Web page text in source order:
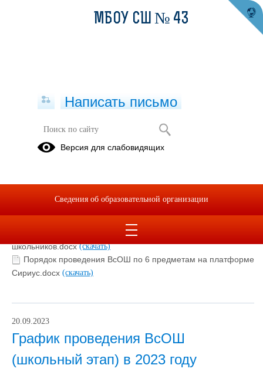
Всероссийская олимпиада
школьников
ВсОШ - 2024-2025
Порядок проведения Всероссийской олимпиады
школьников.docx(скачать)
Порядок проведения ВсОШ по 6 предметам на платформе
Сириус.docx (скачать)
20.09.2023
График проведения ВсОШ
(школьный этап) в 2023 году
МБОУ СШ № 43
Написать письмо
Версия для слабовидящих
Сведения об образовательной организации